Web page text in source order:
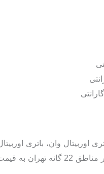
اوربیتال وان، باتری
و…. با تاریخ روز و گارانتی معتبر و خدمات پس از فروش همراه با